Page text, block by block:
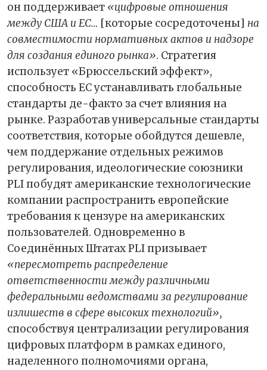
он поддерживает «цифровые отношения
между США и ЕС… [которые сосредоточены] на
совместимости нормативных актов и надзоре
для создания единого рынка». Стратегия
использует «Брюссельский эффект»,
способность ЕС устанавливать глобальные
стандарты де-факто за счет влияния на
рынке. Разработав универсальные стандарты
соответствия, которые обойдутся дешевле,
чем поддержание отдельных режимов
регулирования, идеологические союзники
PLI побудят американские технологические
компании распространить европейские
требования к цензуре на американских
пользователей. Одновременно в
Соединённых Штатах PLI призывает
«пересмотреть распределение
ответственности между различными
федеральными ведомствами за регулирование
излишеств в сфере высоких технологий»,
способствуя централизации регулирования
цифровых платформ в рамках единого,
наделенного полномочиями органа,